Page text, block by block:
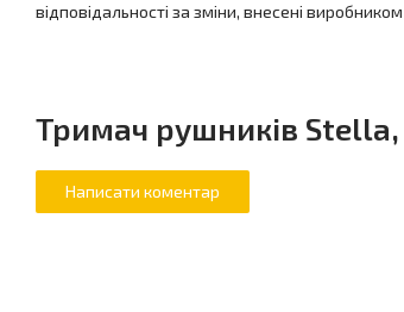
відповідальності за зміни, внесені виробником
Тримач рушників Stella,